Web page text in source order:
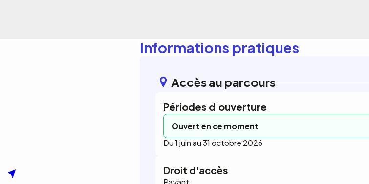
Informations pratiques
Accès au parcours
Périodes d'ouverture
Ouvert en ce moment
Du 1 juin au 31 octobre 2026
Droit d'accès
Payant